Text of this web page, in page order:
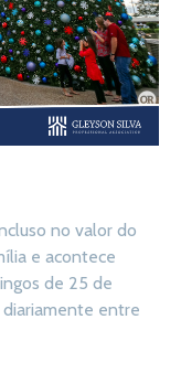
no valor do
e acontece
de 25 de
diariamente entre